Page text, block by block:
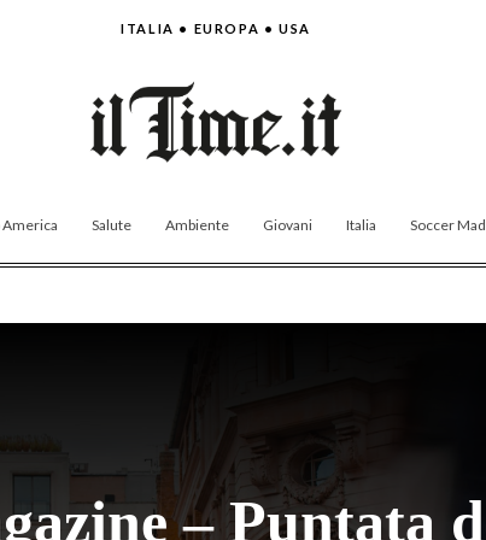
ITALIA • EUROPA • USA
Salute Ambiente Giovani Italia Soccer
– Puntata